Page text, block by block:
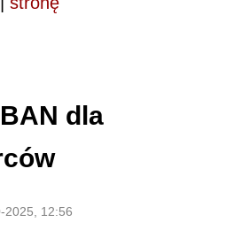
dla
2025, 12:56